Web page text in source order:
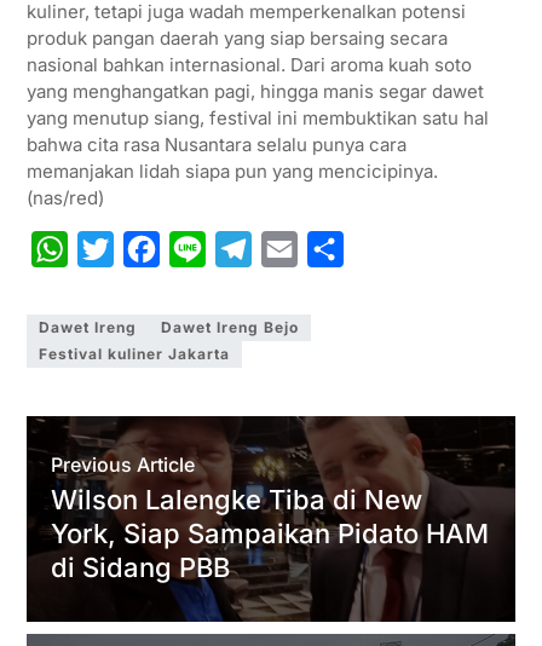
kuliner, tetapi juga wadah memperkenalkan potensi
produk pangan daerah yang siap bersaing secara
nasional bahkan internasional. Dari aroma kuah soto
yang menghangatkan pagi, hingga manis segar dawet
yang menutup siang, festival ini membuktikan satu hal
bahwa cita rasa Nusantara selalu punya cara
memanjakan lidah siapa pun yang mencicipinya.
(nas/red)
W
a
t
A
p
p
i
t
e
r
c
e
o
k
n
e
l
a
m
a
Dawet Ireng
Dawet Ireng Bejo
Festival kuliner Jakarta
Previous Article
Wilson Lalengke Tiba di New
York, Siap Sampaikan Pidato HAM
di Sidang PBB